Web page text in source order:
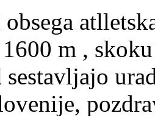
obsega
m ,
sestavljajo